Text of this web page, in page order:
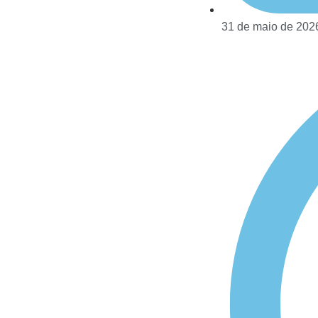
31 de maio de